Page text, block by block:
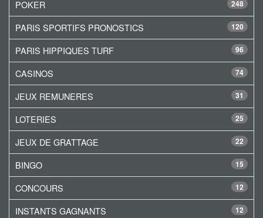
248
POKER
120
PARIS SPORTIFS PRONOSTICS
96
PARIS HIPPIQUES TURF
74
CASINOS
31
JEUX REMUNERES
25
LOTERIES
22
JEUX DE GRATTAGE
15
BINGO
12
CONCOURS
12
INSTANTS GAGNANTS